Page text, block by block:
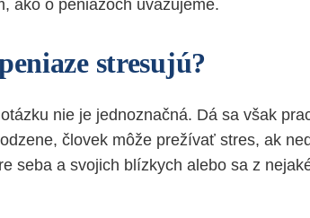
ako o peniazoch uvažujeme.
stresujú?
nie je jednoznačná. Dá sa však
človek môže prežívať stres, ak
seba a svojich blízkych alebo sa z